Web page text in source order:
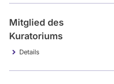
Mitglied des
Kuratoriums
Details